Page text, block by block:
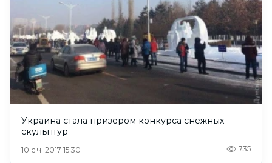
Украина стала призером конкурса снежных
скульптур
10 січ. 2017 15:30 735